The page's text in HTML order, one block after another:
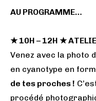
AU PROGRAMME…
★ 10H – 12H ★
Venez avec la photo
en cyanotype en
de tes proches !
procédé